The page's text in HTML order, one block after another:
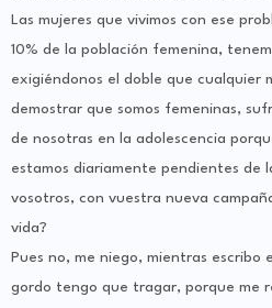
Las mujeres que vivimos con ese
10% de la población femenina,
exigiéndonos el doble que cualquier
demostrar que somos femeninas,
de nosotras en la adolescencia
estamos diariamente pendientes de
vosotros, con vuestra nueva
vida?
Pues no, me niego, mientras escribo
gordo tengo que tragar, porque me